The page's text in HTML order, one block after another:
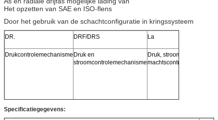
Het opzetten van SAE en ISO-flens
Door het gebruik van de schachtconfiguratie in kringssysteem
DR. DRF/DRS La
Drukcontrolemechanisme Druk en
stroomcontrolemechanisme
Druk, stroom en
Specificatiegegevens: